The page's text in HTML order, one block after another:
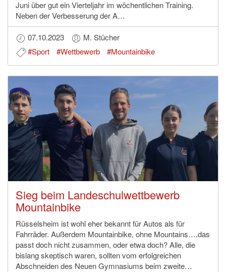
Juni über gut ein Vierteljahr im wöchentlichen Training.
Neben der Verbesserung der A…
07.10.2023
M. Stücher
#Sport
#Wettbewerb #Mountainbike
Sieg beim Landeschulwettbewerb
Mountainbike
Rüsselsheim ist wohl eher bekannt für Autos als für
Fahrräder. Außerdem Mountainbike, ohne Mountains….das
passt doch nicht zusammen, oder etwa doch? Alle, die
bislang skeptisch waren, sollten vom erfolgreichen
Abschneiden des Neuen Gymnasiums beim zweite…